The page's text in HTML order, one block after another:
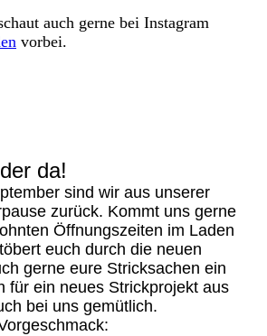
auch gerne bei Instagram
vorbei.
da!
sind wir aus unserer
zurück. Kommt uns gerne
Öffnungszeiten im Laden
euch durch die neuen
gerne eure Stricksachen ein
für ein neues Strickprojekt aus
bei uns gemütlich.